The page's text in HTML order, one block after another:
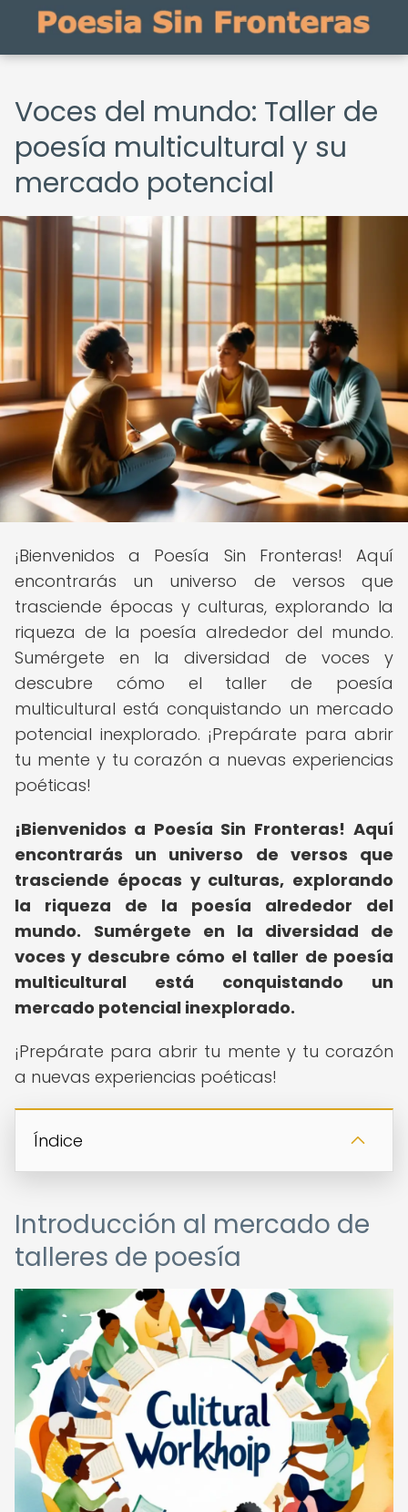
Voces del mundo: Taller de
poesía multicultural y su
mercado potencial
¡Bienvenidos a Poesía Sin Fronteras! Aquí
encontrarás un universo de versos que
trasciende épocas y culturas, explorando la
riqueza de la poesía alrededor del mundo.
Sumérgete en la diversidad de voces y
descubre cómo el taller de poesía
multicultural está conquistando un mercado
potencial inexplorado. ¡Prepárate para abrir
tu mente y tu corazón a nuevas experiencias
poéticas!
¡Bienvenidos a Poesía Sin Fronteras! Aquí
encontrarás un universo de versos que
trasciende épocas y culturas, explorando
la riqueza de la poesía alrededor del
mundo.
Sumérgete en la diversidad de
voces y descubre cómo el taller de poesía
multicultural está conquistando un
mercado potencial inexplorado.
¡Prepárate para abrir tu mente y tu corazón
a nuevas experiencias poéticas!
Índice
Introducción al mercado de
talleres de poesía